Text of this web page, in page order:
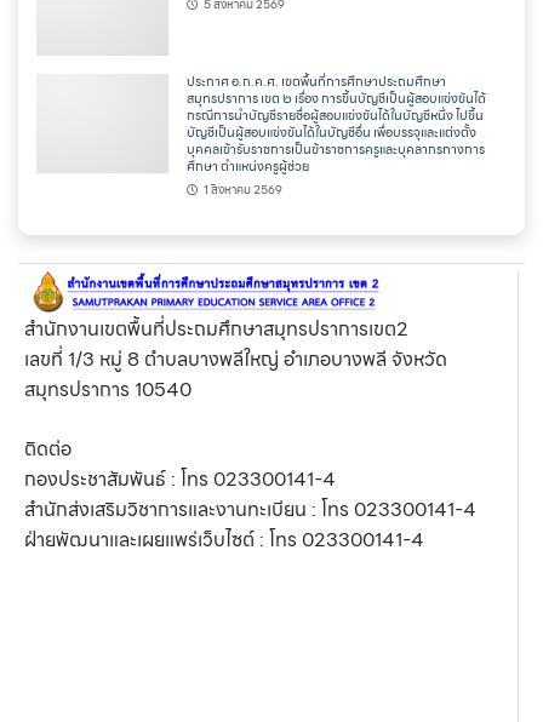
5 สิงหาคม 2569
ประกาศ อ.ก.ค.ศ. เขตพื้นที่การศึกษาประถมศึกษา
สมุทรปราการ เขต ๒ เรื่อง การขึ้นบัญชีเป็นผู้สอบแข่งขันได้
กรณีการนำบัญชีรายชื่อผู้สอบแข่งขันได้ในบัญชีหนึ่ง ไปขึ้น
บัญชีเป็นผู้สอบแข่งขันได้ในบัญชีอื่น เพื่อบรรจุและแต่งตั้ง
บุคคลเข้ารับราชการเป็นข้าราชการครูและบุคลากรทางการ
ศึกษา ตำแหน่งครูผู้ช่วย
1 สิงหาคม 2569
สำนักงานเขตพื้นที่ประถมศึกษาสมุทรปราการเขต2
เลขที่ 1/3 หมู่ 8 ตำบลบางพลีใหญ่ อำเภอบางพลี จังหวัด
สมุทรปราการ 10540
ติดต่อ
กองประชาสัมพันธ์ : โทร 023300141-4
สำนักส่งเสริมวิชาการและงานทะเบียน : โทร 023300141-4
ฝ่ายพัฒนาและเผยแพร่เว็บไซต์ : โทร 023300141-4